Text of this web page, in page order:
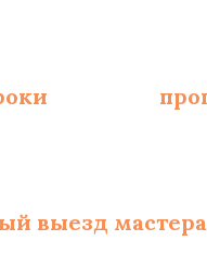
выезд мастера